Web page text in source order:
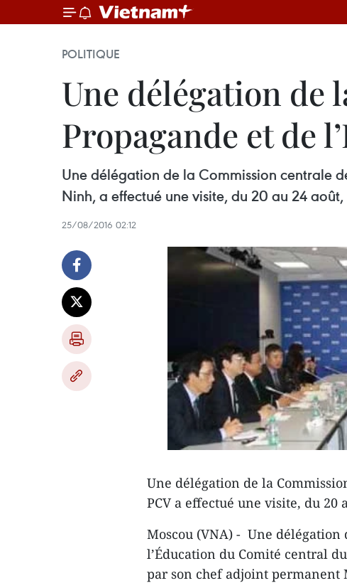
POLITIQUE
Une délégation de
Propagande et de
Une délégation de la Commission centrale
Ninh, a effectué une visite, du 20 au 24 août,
25/08/2016 02:12
Une délégation de la
PCV a effectué une visite, du 20
Moscou (VNA) - Une délégation
l’Éducation du Comité central
par son chef adjoint permanent